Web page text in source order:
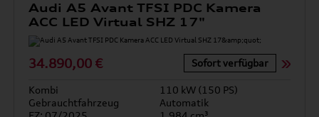
Audi A5 Avant TFSI PDC Kamera
ACC LED Virtual SHZ 17"
34.890,00 € Sofort verfügbar
Kombi
110 kW (150 PS)
Gebrauchtfahrzeug
Automatik